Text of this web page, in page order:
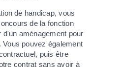
de handicap, vous
de la fonction
d'un aménagement pour
pouvez également
puis être
contrat sans avoir à